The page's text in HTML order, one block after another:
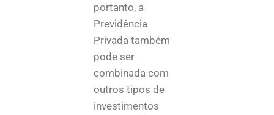
portanto, a
Previdência
Privada também
pode ser
combinada com
outros tipos de
investimentos